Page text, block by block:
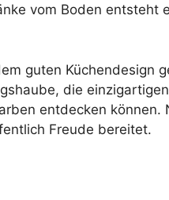
vom Boden entsteht
guten Küchendesign
die
entdecken können.
Freude bereitet.